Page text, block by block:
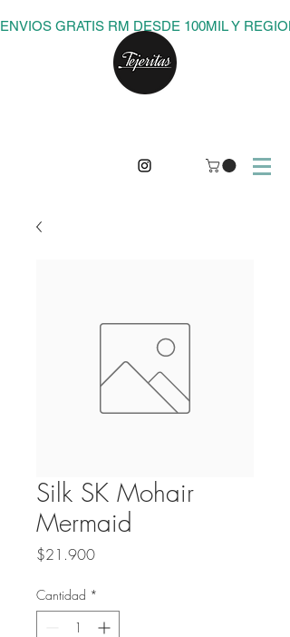
ENVIOS GRATIS RM DESDE 100MIL Y
Silk SK Mohair
Mermaid
$21.900Precio
Cantidad *